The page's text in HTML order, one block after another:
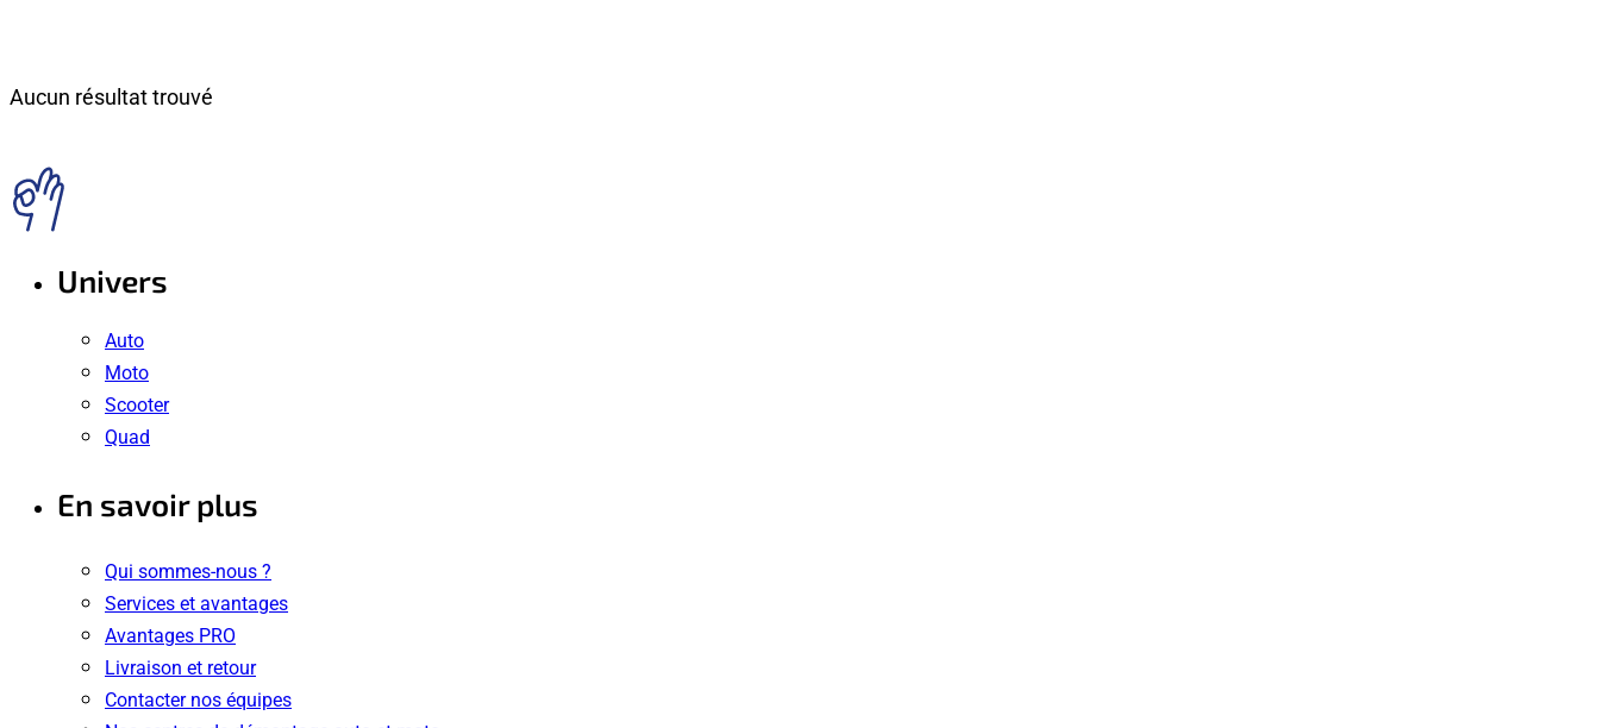
Aucun résultat trouvé
Univers
Auto
Moto
Scooter
Quad
En savoir plus
Qui sommes-nous ?
Services et avantages
Avantages PRO
Livraison et retour
Contacter nos équipes